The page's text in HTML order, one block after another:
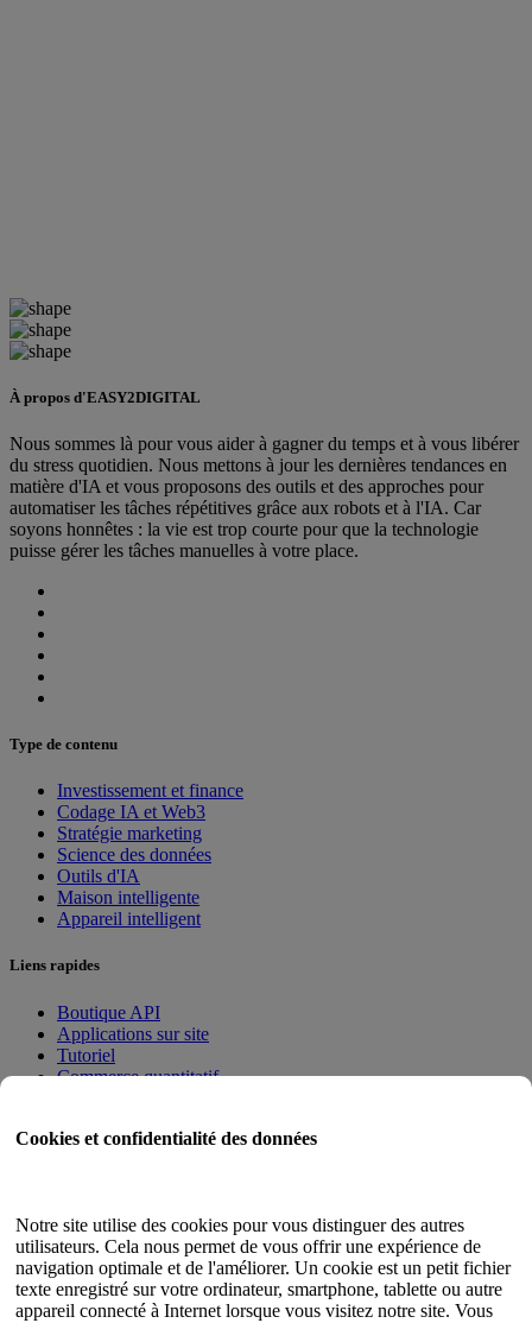
Cookies et confidentialité des données
Notre site utilise des cookies pour vous distinguer des autres
utilisateurs. Cela nous permet de vous offrir une expérience de
navigation optimale et de l'améliorer. Un cookie est un petit fichier
texte enregistré sur votre ordinateur, smartphone, tablette ou autre
appareil connecté à Internet lorsque vous visitez notre site. Vous
À propos d'EASY2DIGITAL
Nous sommes là pour vous aider à gagner du temps et à vous libérer
du stress quotidien. Nous mettons à jour les dernières tendances en
matière d'IA et vous proposons des outils et des approches pour
automatiser les tâches répétitives grâce aux robots et à l'IA. Car
soyons honnêtes : la vie est trop courte pour que la technologie
puisse gérer les tâches manuelles à votre place.
Type de contenu
Investissement et finance
Codage IA et Web3
Stratégie marketing
Science des données
Outils d'IA
Maison intelligente
Appareil intelligent
Liens rapides
Boutique API
Applications sur site
Tutoriel
Commerce quantitatif
Guide de l'utilisateur
Plan du site HTML
Langue